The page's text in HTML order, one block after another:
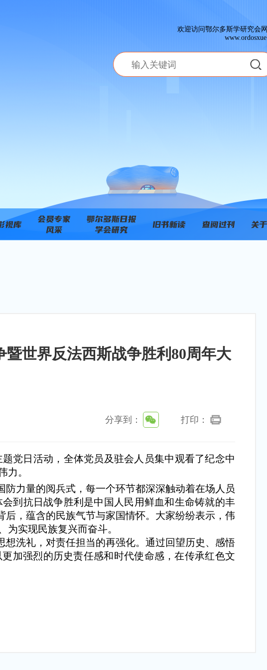
欢迎访问鄂尔多斯学研究会
世界反法西斯战争胜利80周年大
分享到： 打印：
党日活动，全体党员及驻会人员集中观看了纪念中
力。
力量的阅兵式，每一个环节都深深触动着在场人员
到抗日战争胜利是中国人民用鲜血和生命铸就的丰
，蕴含的民族气节与家国情怀。大家纷纷表示，伟
实现民族复兴而奋斗。
洗礼，对责任担当的再强化。通过回望历史、感悟
加强烈的历史责任感和时代使命感，在传承红色文